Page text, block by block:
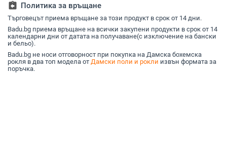
assignment_return Политика за връщане
Търговецът приема връщане за този продукт в срок от 14 дни.
Badu.bg приема връщане на всички закупени продукти в срок от 14
календарни дни от датата на получаване(с изключение на бански
и бельо).
Badu.bg не носи отговорност при покупка на Дамска бохемска
рокля в два топ модела от Дамски поли и рокли извън формата за
поръчка.